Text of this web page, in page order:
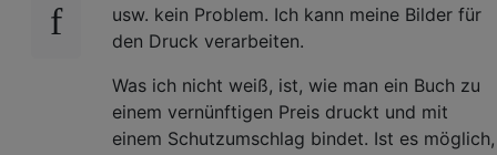
usw. kein Problem. Ich kann meine Bilder für
den Druck verarbeiten.
Was ich nicht weiß, ist, wie man ein Buch zu
einem vernünftigen Preis druckt und mit
einem Schutzumschlag bindet. Ist es möglich,